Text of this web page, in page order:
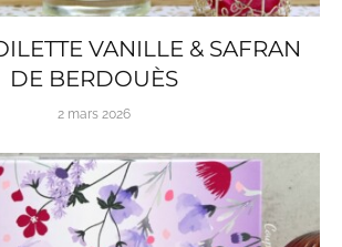
VANILLE & SAFRAN
DE BERDOUÈS
2 mars 2026